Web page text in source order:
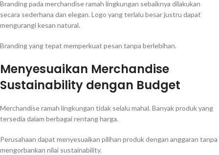
Branding pada merchandise ramah lingkungan sebaiknya dilakukan
secara sederhana dan elegan. Logo yang terlalu besar justru dapat
mengurangi kesan natural.
Branding yang tepat memperkuat pesan tanpa berlebihan.
Menyesuaikan Merchandise
Sustainability dengan Budget
Merchandise ramah lingkungan tidak selalu mahal. Banyak produk yang
tersedia dalam berbagai rentang harga.
Perusahaan dapat menyesuaikan pilihan produk dengan anggaran tanpa
mengorbankan nilai sustainability.